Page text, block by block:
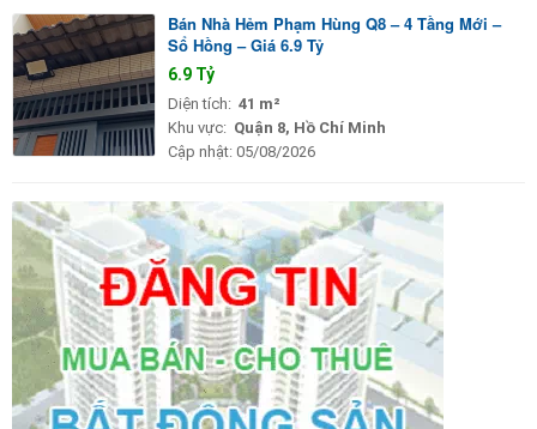
Bán Nhà Hẻm Phạm Hùng Q8 – 4 Tầng Mới –
Sổ Hồng – Giá 6.9 Tỷ
6.9 Tỷ
Diện tích: 41 m²
Khu vực: Quận 8, Hồ Chí Minh
Cập nhật: 05/08/2026